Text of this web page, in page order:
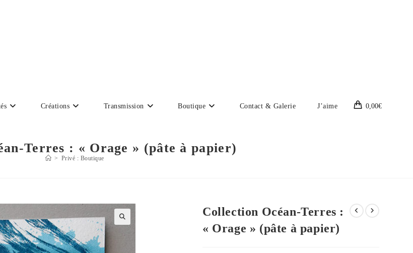
Créations Transmission Boutique Contact & Galerie J’aime 0,00€
Terres : « Orage » (pâte à papier)
> Privé : Boutique
Collection Océan-Terres :
« Orage » (pâte à papier)